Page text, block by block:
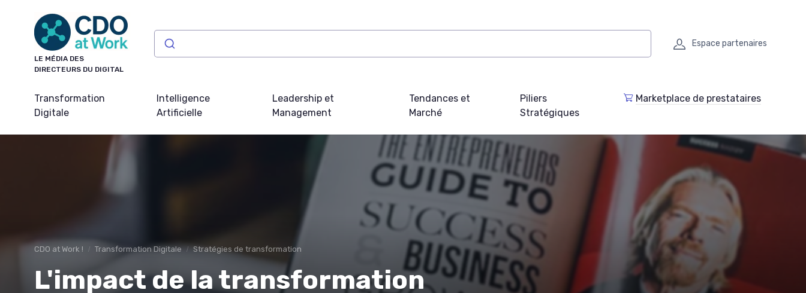
LE MÉDIA DES
DIRECTEURS DU DIGITAL
Espace partenaires
Transformation
Digitale
Intelligence
Artificielle
Leadership et
Management
Tendances et
Marché
Piliers
Stratégiques
Marketplace de prestataires
CDO at Work ! Transformation Digitale Stratégies de transformation
L'impact de la transformation